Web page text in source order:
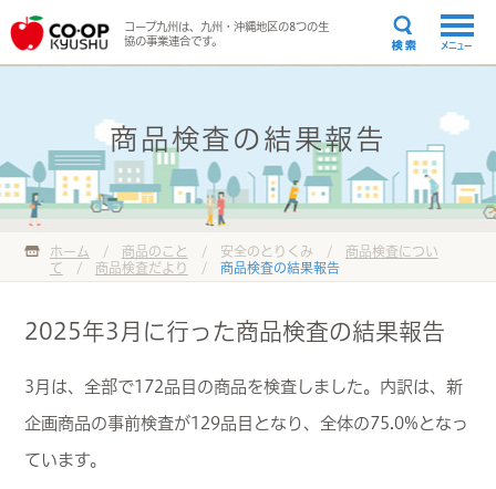
コープ九州は、九州・沖縄地区の8つの生
協の事業連合です。
メニュー
商品検査の結果報告
ホーム / 商品のこと / 安全のとりくみ /
商品検査につい
て / 商品検査だより / 商品検査の結果報告
2025年3月に行った商品検査の結果報告
3月は、全部で172品目の商品を検査しました。内訳は、新
企画商品の事前検査が129品目となり、全体の75.0%となっ
ています。